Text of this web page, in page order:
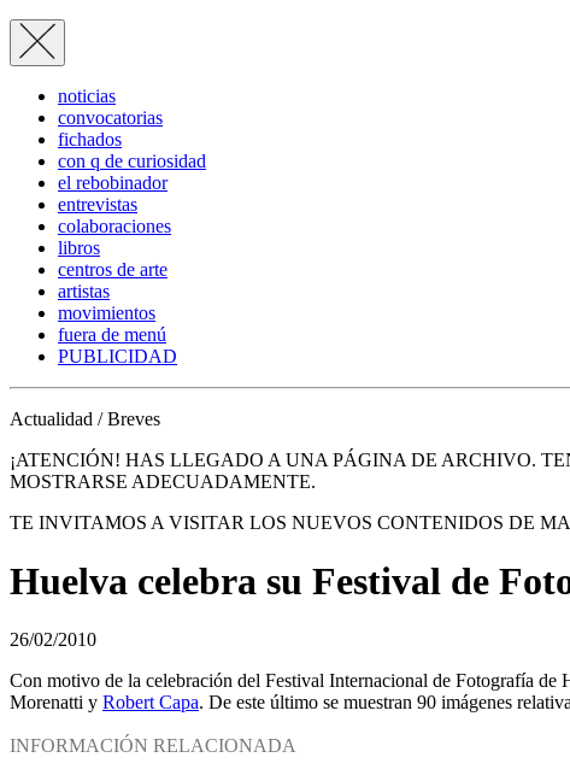
noticias
convocatorias
fichados
con q de curiosidad
el rebobinador
entrevistas
colaboraciones
libros
centros de arte
artistas
movimientos
fuera de menú
PUBLICIDAD
Actualidad / Breves
¡ATENCIÓN! HAS LLEGADO A UNA PÁGINA DE ARCHIVO.
MOSTRARSE ADECUADAMENTE.
TE INVITAMOS A VISITAR LOS NUEVOS CONTENIDOS DE
Huelva celebra su Festival de
26/02/2010
Con motivo de la celebración del Festival Internacional de Fotografía de
Morenatti y Robert Capa. De este último se muestran 90 imágenes
INFORMACIÓN RELACIONADA